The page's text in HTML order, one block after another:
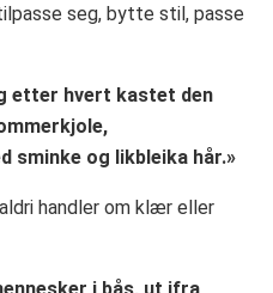
seg, bytte stil, passe
etter hvert kastet den
sminke og likbleika hår.»
handler om klær eller